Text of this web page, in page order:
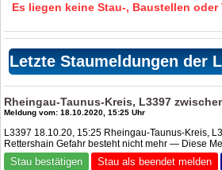
Es liegen keine Stau-, Baustellen oder
Letzte Staumeldungen der
Rheingau-Taunus-Kreis, L3397
Meldung vom: 18.10.2020, 15:25 Uhr
L3397 18.10.20, 15:25 Rheingau-Taunus-Kreis,
Rettershain Gefahr besteht nicht mehr — Diese
Stau bestätigen Stau als beendet melden